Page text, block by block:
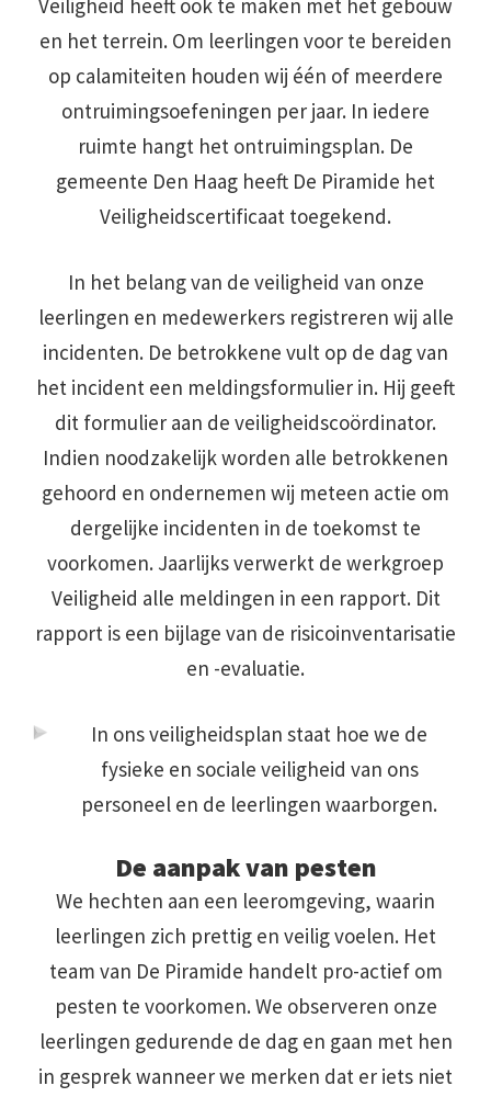
Veiligheid heeft ook te maken met het gebouw
en het terrein. Om leerlingen voor te bereiden
op calamiteiten houden wij één of meerdere
ontruimingsoefeningen per jaar. In iedere
ruimte hangt het ontruimingsplan. De
gemeente Den Haag heeft De Piramide het
Veiligheidscertificaat toegekend.
In het belang van de veiligheid van onze
leerlingen en medewerkers registreren wij alle
incidenten. De betrokkene vult op de dag van
het incident een meldingsformulier in. Hij geeft
dit formulier aan de veiligheidscoördinator.
Indien noodzakelijk worden alle betrokkenen
gehoord en ondernemen wij meteen actie om
dergelijke incidenten in de toekomst te
voorkomen. Jaarlijks verwerkt de werkgroep
Veiligheid alle meldingen in een rapport. Dit
rapport is een bijlage van de risicoinventarisatie
en -evaluatie.
In ons veiligheidsplan staat hoe we de
fysieke en sociale veiligheid van ons
personeel en de leerlingen waarborgen.
De aanpak van pesten
We hechten aan een leeromgeving, waarin
leerlingen zich prettig en veilig voelen. Het
team van De Piramide handelt pro-actief om
pesten te voorkomen. We observeren onze
leerlingen gedurende de dag en gaan met hen
in gesprek wanneer we merken dat er iets niet